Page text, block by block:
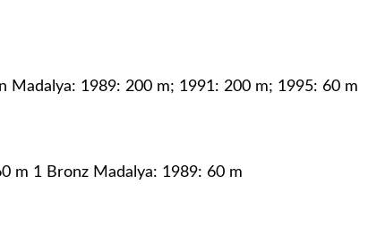
Madalya: 1989: 200 m; 1991: 200 m; 1995: 60 m
m 1 Bronz Madalya: 1989: 60 m